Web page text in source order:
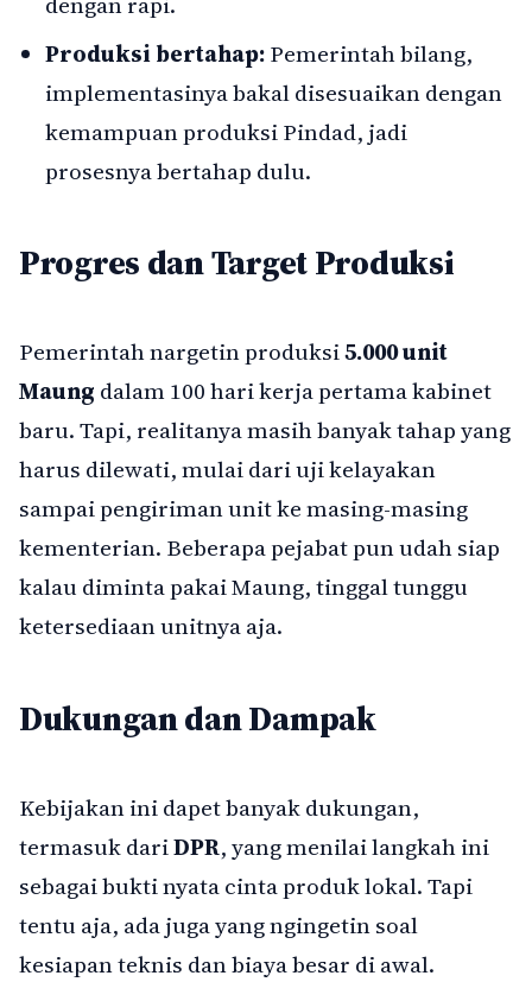
Produksi bertahap:Pemerintah bilang,
implementasinya bakal disesuaikan dengan
kemampuan produksi Pindad, jadi
prosesnya bertahap dulu.
Progres dan Target Produksi
Pemerintah nargetin produksi5.000 unit
Maung dalam 100 hari kerja pertama kabinet
baru. Tapi, realitanya masih banyak tahap yang
harus dilewati, mulai dari uji kelayakan
sampai pengiriman unit ke masing-masing
kementerian. Beberapa pejabat pun udah siap
kalau diminta pakai Maung, tinggal tunggu
ketersediaan unitnya aja.
Dukungan dan Dampak
Kebijakan ini dapet banyak dukungan,
termasuk dariDPR, yang menilai langkah ini
sebagai bukti nyata cinta produk lokal. Tapi
tentu aja, ada juga yang ngingetin soal
kesiapan teknis dan biaya besar di awal.